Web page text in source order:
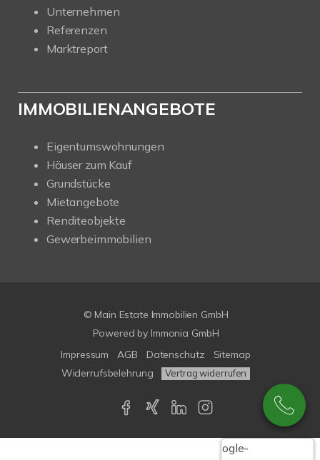
Unternehmen
Referenzen
Marktreport
IMMOBILIENANGEBOTE
Eigentumswohnungen
Häuser zum Kauf
Grundstücke
Mietangebote
Renditeobjekte
Gewerbeimmobilien
© Main Estate Immobilien GmbH
Powered by Immonia GmbH
Impressum
AGB Datenschutz
Sitemap
Widerrufsbelehrung
Vertrag widerrufen
Google-